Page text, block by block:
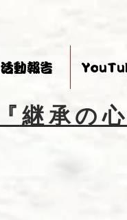
活動報告
『継承の